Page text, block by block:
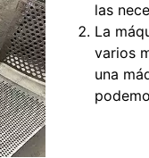
las
La
varios
una